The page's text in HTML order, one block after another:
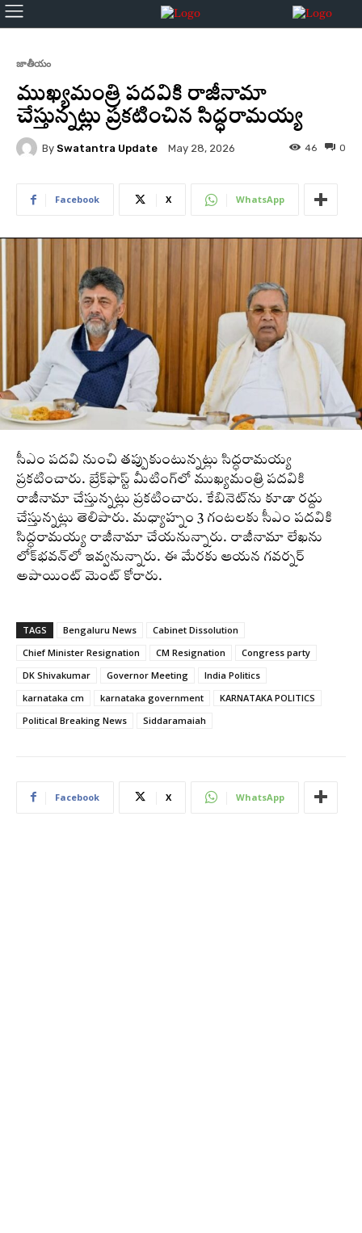
జాతీయం
ముఖ్యమంత్రి పదవికి రాజీనామా
చేస్తున్నట్లు ప్రకటించిన సిద్ధరామయ్య
By Swatantra Update May 28, 2026 0
46
Facebook X WhatsApp
సీఎం పదవి నుంచి తప్పుకుంటున్నట్లు సిద్ధరామయ్య
ప్రకటించారు. బ్రేక్‌ఫాస్ట్‌ మీటింగ్‌లో ముఖ్యమంత్రి పదవికి
రాజీనామా చేస్తున్నట్లు ప్రకటించారు. కేబినెట్‌ను కూడా రద్దు
చేస్తున్నట్లు తెలిపారు. మధ్యాహ్నం 3 గంటలకు సీఎం పదవికి
సిద్ధరామయ్య రాజీనామా చేయనున్నారు. రాజీనామా లేఖను
లోక్‌భవన్‌లో ఇవ్వనున్నారు. ఈ మేరకు ఆయన గవర్నర్‌
అపాయింట్‌ మెంట్‌ కోరారు.
TAGS Bengaluru News
Cabinet Dissolution
Chief Minister Resignation
CM Resignation
Congress party
DK Shivakumar
Governor Meeting
India Politics
karnataka cm
karnataka government
KARNATAKA POLITICS
Political Breaking News
Siddaramaiah
Facebook X WhatsApp